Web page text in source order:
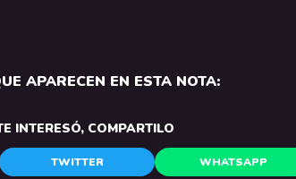
APARECEN EN ESTA NOTA:
INTERESÓ, COMPARTILO
TWITTER WHATSAPP